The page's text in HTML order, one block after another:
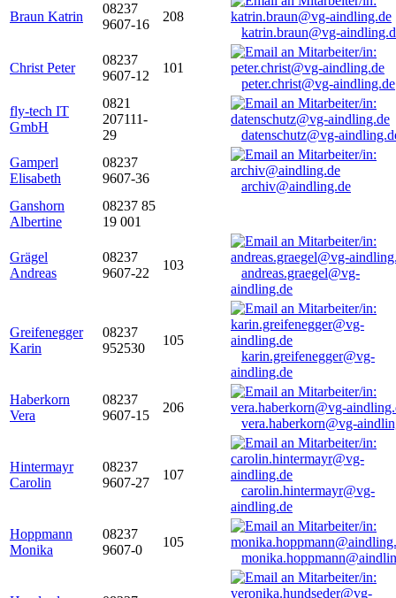
Braun Katrin
08237
9607-16
208
katrin.braun@vg-
Christ Peter
08237
9607-12
101
peter.christ@vg-aindling.de
fly-tech IT
GmbH
0821
207111-
29
datenschutz@vg-
Gamperl
Elisabeth
08237
9607-36
archiv@aindling.de
Ganshorn
Albertine
08237 85
19 001
Grägel
Andreas
08237
9607-22
103
andreas.graegel@vg-
aindling.de
Greifenegger
Karin
08237
952530
105
karin.greifenegger@vg-
aindling.de
Haberkorn
Vera
08237
9607-15
206
vera.haberkorn@vg-
Hintermayr
Carolin
08237
9607-27
107
carolin.hintermayr@vg-
aindling.de
Hoppmann
Monika
08237
9607-0
105